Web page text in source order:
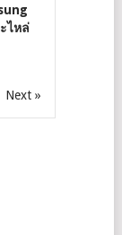
ไหล่
Next »